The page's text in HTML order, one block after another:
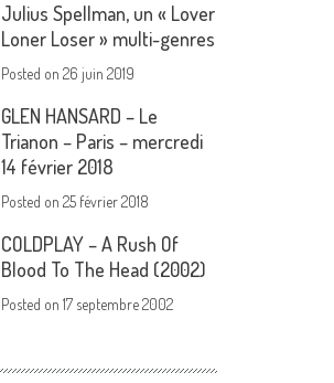
Julius Spellman, un « Lover
Loner Loser » multi-genres
Posted on26 juin 2019
GLEN HANSARD – Le
Trianon – Paris – mercredi
14 février 2018
Posted on25 février 2018
COLDPLAY – A Rush Of
Blood To The Head (2002)
Posted on17 septembre 2002